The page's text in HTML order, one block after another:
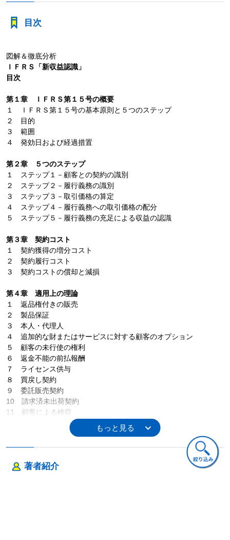
目次
図解＆徹底分析
ＩＦＲＳ「新収益認識」
目次
第１章 ＩＦＲＳ第１５号の概要
１ ＩＦＲＳ第１５号の基本原則と５つのステップ
２ 目的
３ 範囲
４ 発効日および経過措置
第２章 ５つのステップ
１ ステップ１－顧客との契約の識別
２ ステップ２－履行義務の識別
３ ステップ３－取引価格の算定
４ ステップ４－履行義務への取引価格の配分
５ ステップ５－履行義務の充足による収益の認識
第３章 契約コスト
１ 契約獲得の増分コスト
２ 契約履行コスト
３ 契約コストの償却と減損
第４章 適用上の理論
１ 返品権付きの販売
２ 製品保証
３ 本人・代理人
４ 追加的な財またはサービスに対する顧客のオプション
５ 顧客の未行使の権利
６ 返金不能の前払報酬
７ ライセンス供与
８ 買戻し契約
９ 委託販売契約
10 請求済未出荷契約
11 顧客による検収
第５章 表示および開示
著者紹介